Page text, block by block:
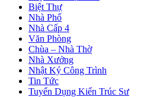
Biệt Thự
Nhà Phố
Nhà Cấp 4
Văn Phòng
Chùa – Nhà Thờ
Nhà Xưởng
Nhật Ký Công Trình
Tin Tức
Tuyển Dụng Kiến Trúc Sư